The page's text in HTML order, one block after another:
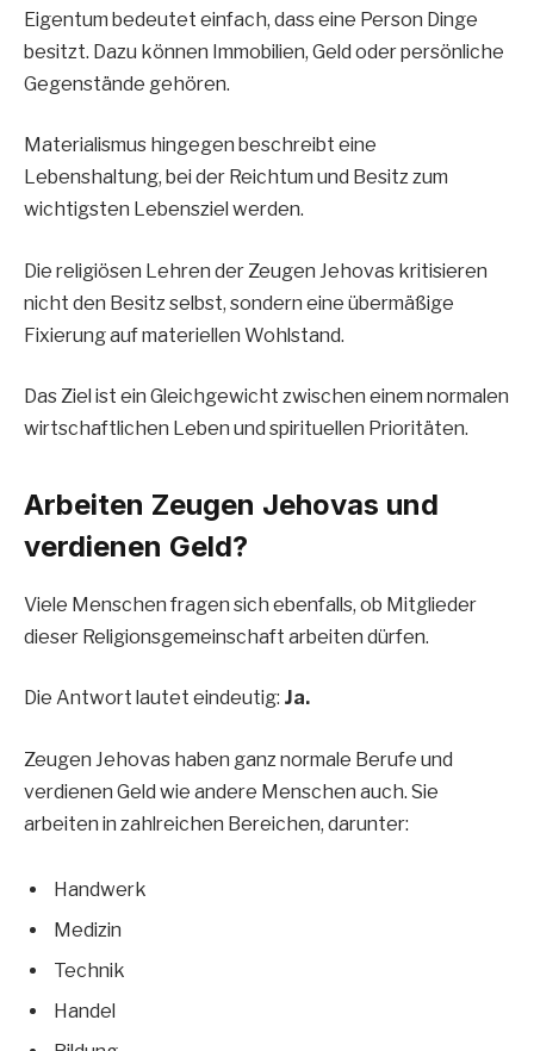
Eigentum bedeutet einfach, dass eine Person Dinge
besitzt. Dazu können Immobilien, Geld oder persönliche
Gegenstände gehören.
Materialismus hingegen beschreibt eine
Lebenshaltung, bei der Reichtum und Besitz zum
wichtigsten Lebensziel werden.
Die religiösen Lehren der Zeugen Jehovas kritisieren
nicht den Besitz selbst, sondern eine übermäßige
Fixierung auf materiellen Wohlstand.
Das Ziel ist ein Gleichgewicht zwischen einem normalen
wirtschaftlichen Leben und spirituellen Prioritäten.
Arbeiten Zeugen Jehovas und
verdienen Geld?
Viele Menschen fragen sich ebenfalls, ob Mitglieder
dieser Religionsgemeinschaft arbeiten dürfen.
Die Antwort lautet eindeutig: Ja.
Zeugen Jehovas haben ganz normale Berufe und
verdienen Geld wie andere Menschen auch. Sie
arbeiten in zahlreichen Bereichen, darunter:
Handwerk
Medizin
Technik
Handel